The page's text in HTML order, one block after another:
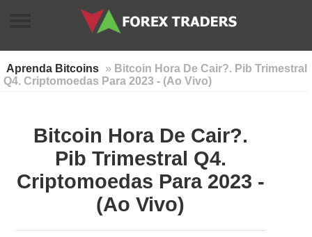
Aprenda Bitcoins » Bitcoin Hora De Cair?. Pib Trimestral
Q4. Criptomoedas Para 2023 - (Ao Vivo)
Bitcoin Hora De Cair?.
Pib Trimestral Q4.
Criptomoedas Para 2023 -
(Ao Vivo)